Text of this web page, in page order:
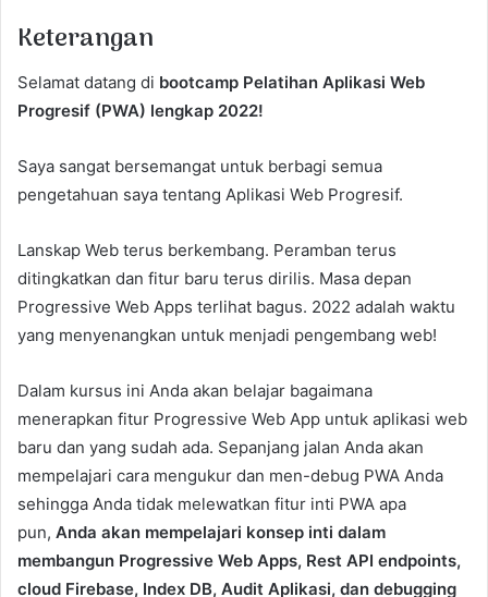
Keterangan
Selamat datang di bootcamp Pelatihan Aplikasi Web
Progresif (PWA) lengkap 2022!
Saya sangat bersemangat untuk berbagi semua
pengetahuan saya tentang Aplikasi Web Progresif.
Lanskap Web terus berkembang. Peramban terus
ditingkatkan dan fitur baru terus dirilis. Masa depan
Progressive Web Apps terlihat bagus. 2022 adalah waktu
yang menyenangkan untuk menjadi pengembang web!
Dalam kursus ini Anda akan belajar bagaimana
menerapkan fitur Progressive Web App untuk aplikasi web
baru dan yang sudah ada. Sepanjang jalan Anda akan
mempelajari cara mengukur dan men-debug PWA Anda
sehingga Anda tidak melewatkan fitur inti PWA apa
pun, Anda akan mempelajari konsep inti dalam
membangun Progressive Web Apps, Rest API endpoints,
cloud Firebase, Index DB, Audit Aplikasi, dan debugging